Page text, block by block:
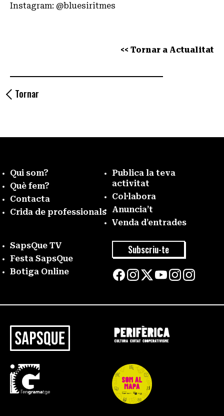
Instagram: @bluesiritmes
<< Tornar a Actualitat
Tornar
Qui som?
Què fem?
Contacta
Crida de professionals
Publica la teva
activitat
Col·labora
Anuncia’t
Venda d’entrades
SapsQue TV
Festa SapsQue
Botiga Online
Subscriu-te